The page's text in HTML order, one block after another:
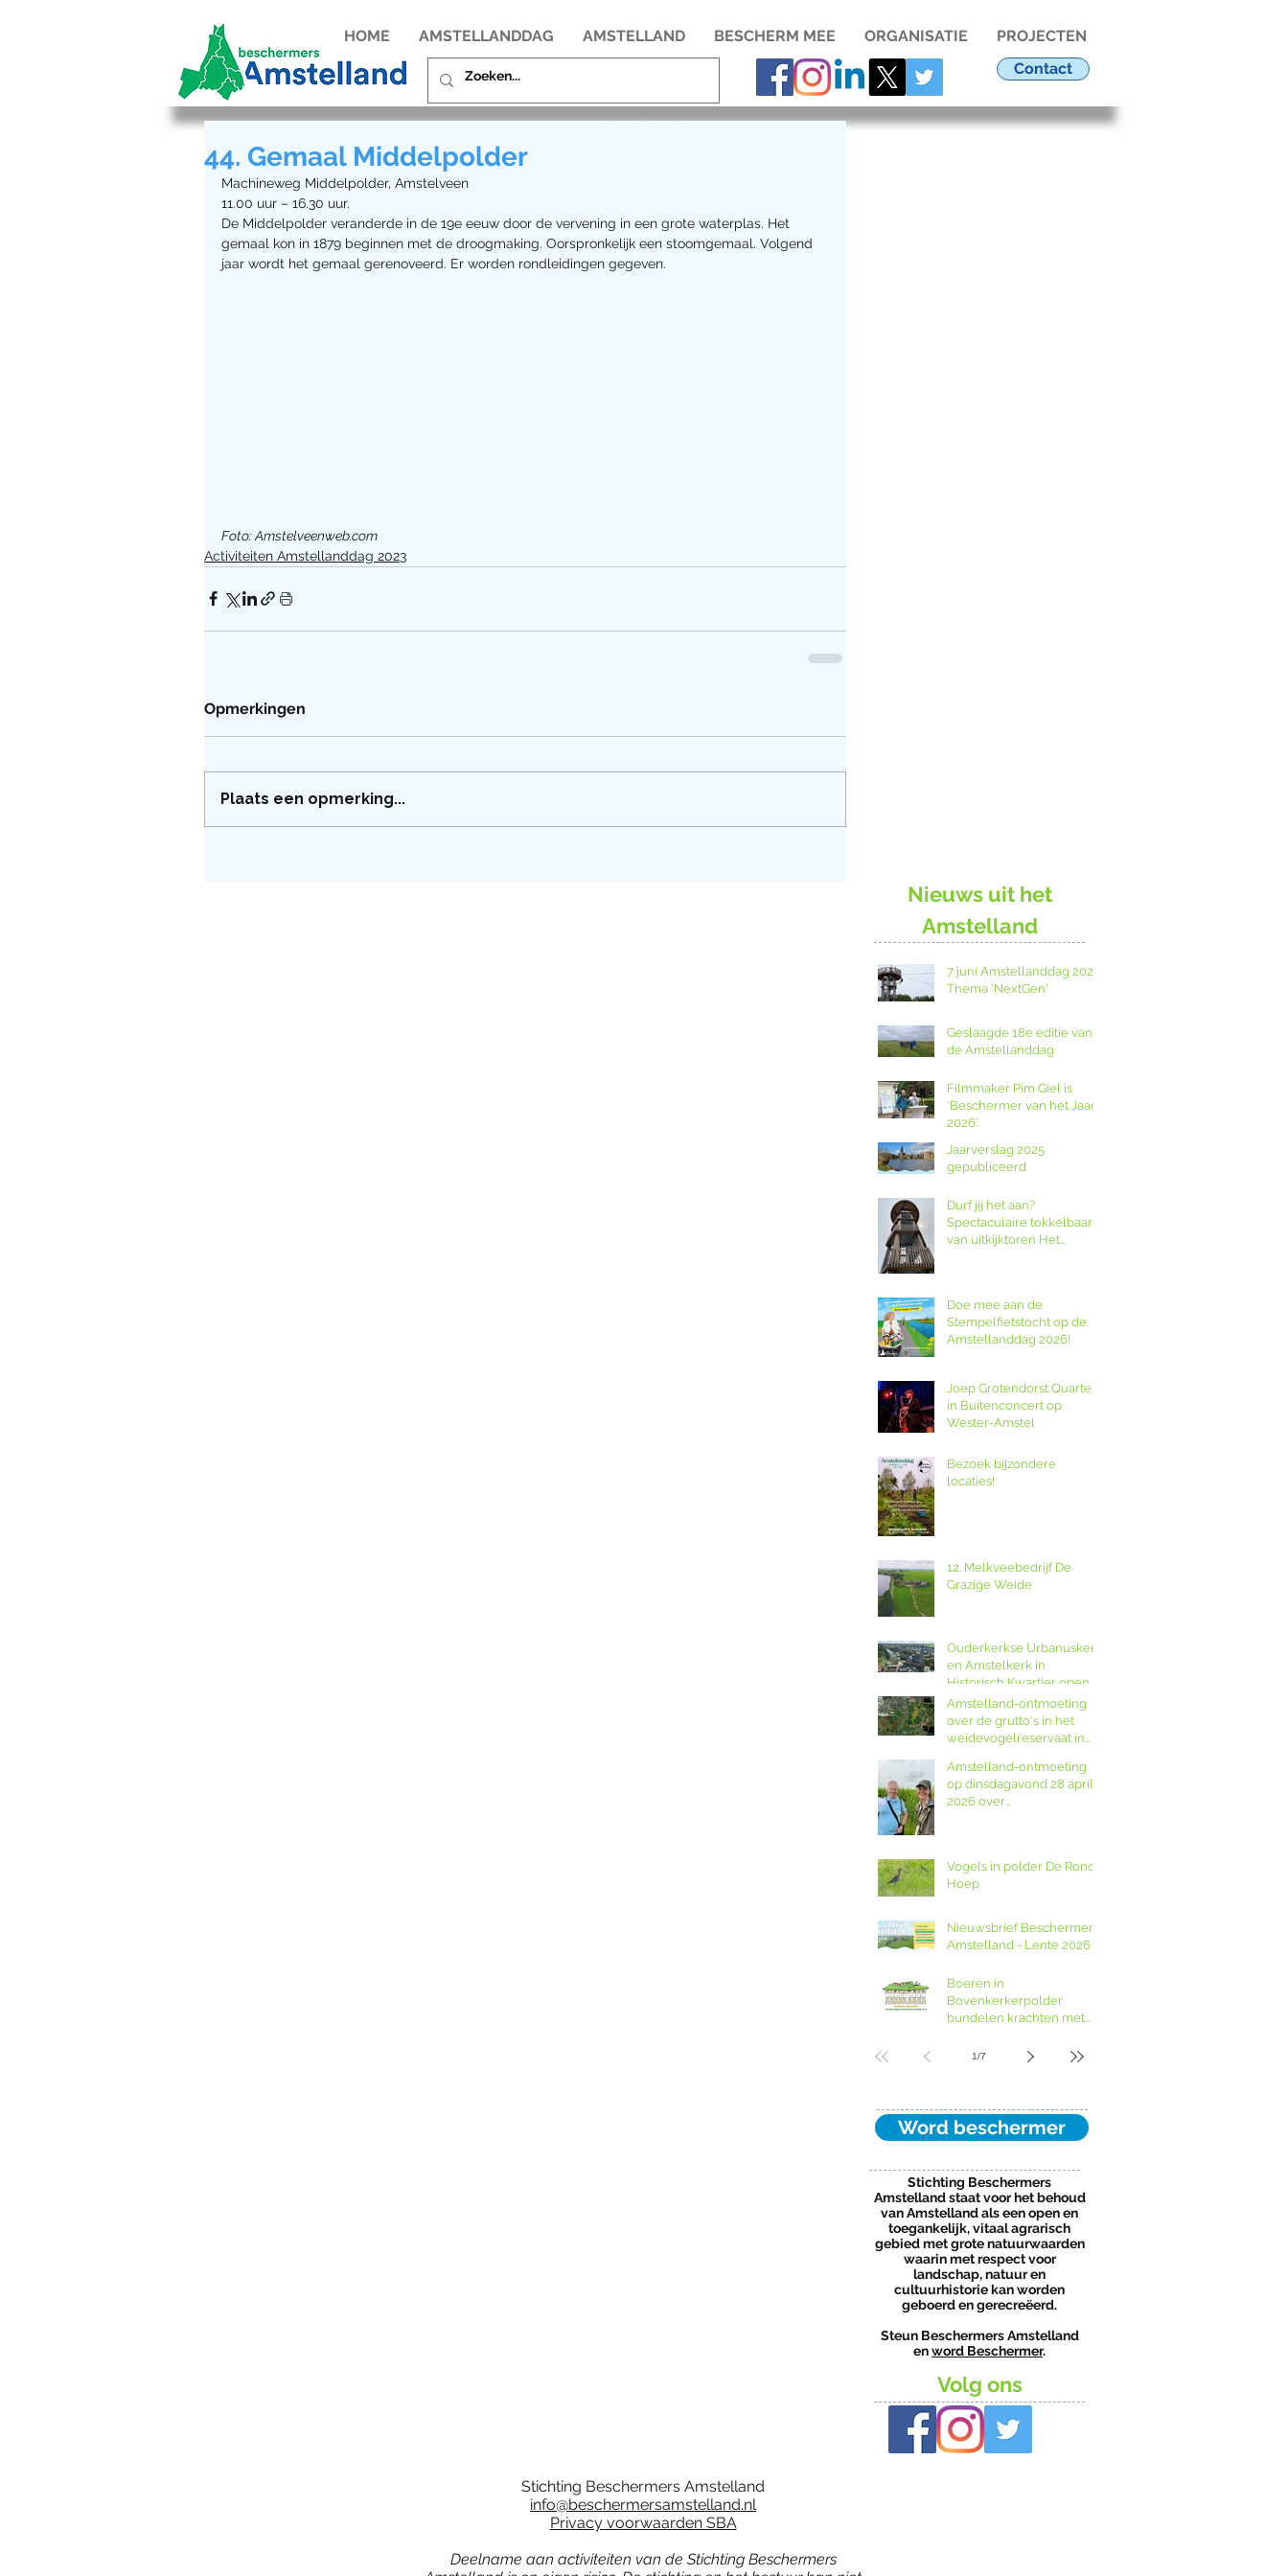
HOME AMSTELLANDDAG AMSTELLAND BESCHERM MEE ORGANISATIE
PROJECTEN
Contact
44. Gemaal Middelpolder
Machineweg Middelpolder, Amstelveen
11.00 uur – 16.30 uur.
De Middelpolder veranderde in de 19e eeuw door de vervening in een grote waterplas. Het
gemaal kon in 1879 beginnen met de droogmaking. Oorspronkelijk een stoomgemaal. Volgend
jaar wordt het gemaal gerenoveerd. Er worden rondleidingen gegeven.
Foto: Amstelveenweb.com
Activiteiten Amstellanddag 2023
Opmerkingen
Plaats een opmerking...
Nieuws uit het
Amstelland
7 juni Amstellanddag 2026:
Thema 'NextGen'
Geslaagde 18e editie van
de Amstellanddag
Filmmaker Pim Giel is
‘Beschermer van het Jaar
2026’.
Jaarverslag 2025
gepubliceerd
Durf jij het aan?
Spectaculaire tokkelbaan
van uitkijktoren Het
Doe mee aan de
Stempelfietstocht op de
Amstellanddag 2026!
Joep Grotendorst Quartet
in Buitenconcert op
Wester-Amstel
Bezoek bijzondere
locaties!
12. Melkveebedrijf De
Grazige Weide
Ouderkerkse Urbanuskerk
en Amstelkerk in
Historisch Kwartier open
op Amstellanddag met
rondleidingen,
fototentoonstelling en
Amstelland-ontmoeting
over de grutto's in het
weidevogelreservaat in
Amstelland-ontmoeting
op dinsdagavond 28 april
2026 over
Kwant van Landschap
Noord-Holland
Vogels in polder De Ronde
Hoep
Nieuwsbrief Beschermers
Amstelland - Lente 2026
Boeren in
Bovenkerkerpolder
bundelen krachten met
1/7
Word beschermer
Stichting Beschermers
Amstelland staat voor het behoud
van Amstelland als een open en
toegankelijk, vitaal agrarisch
gebied met grote natuurwaarden
waarin met respect voor
landschap, natuur en
cultuurhistorie kan worden
geboerd en gerecreëerd.
Steun Beschermers Amstelland
enword Beschermer.
Volg ons
Stichting Beschermers Amstelland
info@beschermersamstelland.nl
Privacy voorwaarden SBA
Deelname aan activiteiten van de Stichting Beschermers